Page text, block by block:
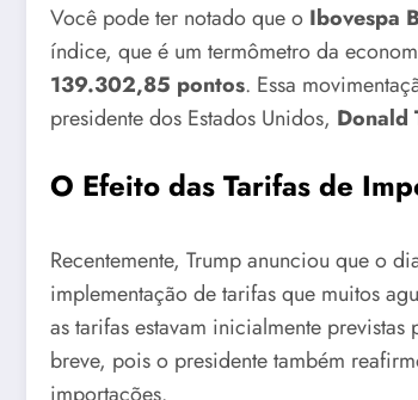
Você pode ter notado que o Ibovespa
índice, que é um termômetro da
139.302,85 pontos. Essa
presidente dos Estados Unidos, Donald
O Efeito das Tarifas de
Recentemente, Trump anunciou que o
implementação de tarifas que muitos
as tarifas estavam inicialmente
breve, pois o presidente também